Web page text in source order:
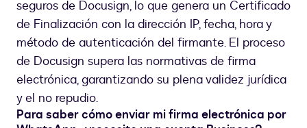
seguros de Docusign, lo que genera un Certificado
de Finalización con la dirección IP, fecha, hora y
método de autenticación del firmante. El proceso
de Docusign supera las normativas de firma
electrónica, garantizando su plena validez jurídica
y el no repudio.
Para saber cómo enviar mi firma electrónica por